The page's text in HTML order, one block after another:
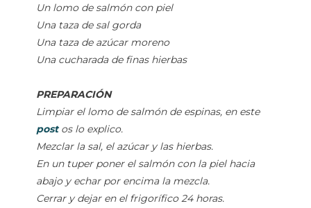
Un lomo de salmón con piel
Una taza de sal gorda
Una taza de azúcar moreno
Una cucharada de finas hierbas
PREPARACIÓN
Limpiar el lomo de salmón de espinas, en este
postos lo explico.
Mezclar la sal, el azúcar y las hierbas.
En un tuper poner el salmón con la piel hacia
abajo y echar por encima la mezcla.
Cerrar y dejar en el frigorífico 24 horas.